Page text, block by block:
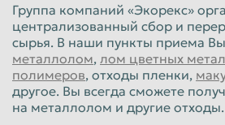
Группа компаний «Экорекс»
централизованный сбор и
сырья. В наши пункты приема
металлолом, лом цветных
полимеров, отходы пленки,
другое. Вы всегда сможете
на металлолом и другие отходы.